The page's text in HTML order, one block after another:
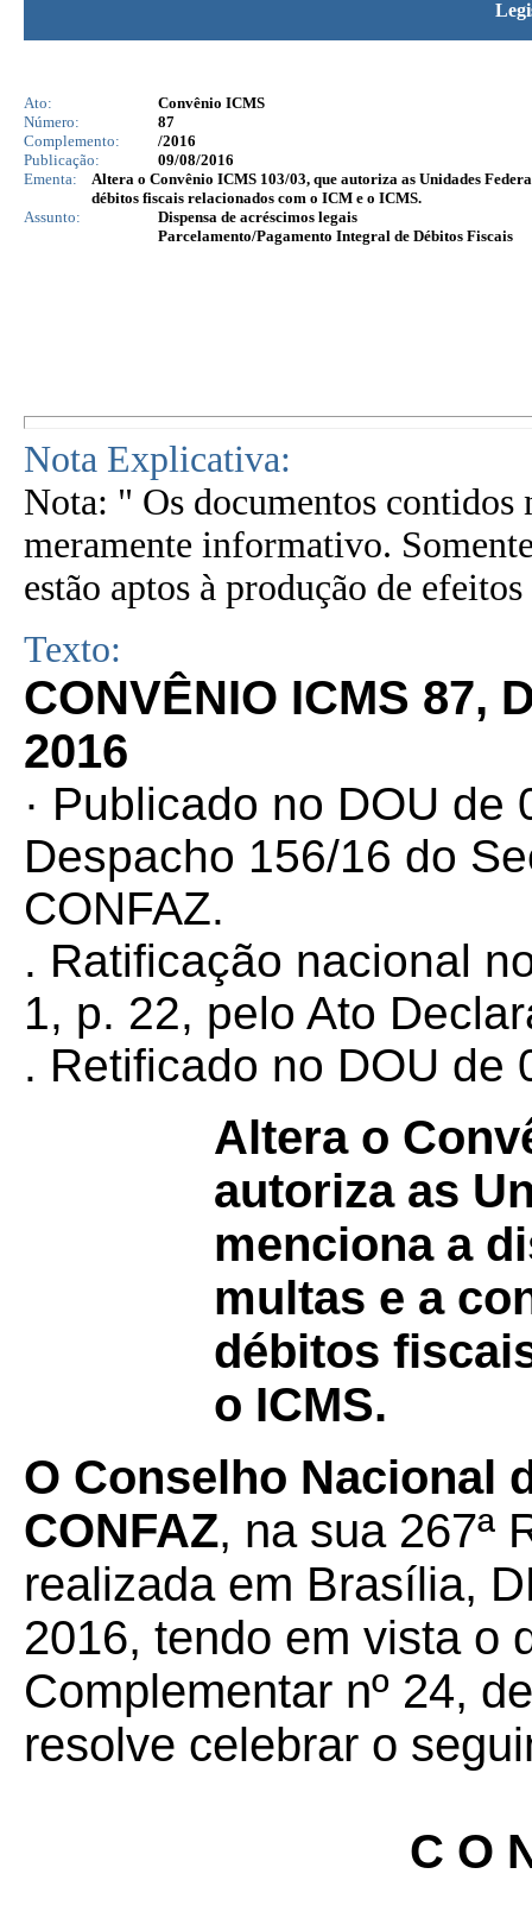
Ato:
Convênio ICMS
Número:
87
Complemento:
/2016
Publicação:
09/08/2016
Ementa:
Altera o Convênio ICMS 103/03, que autoriza as Unidades
débitos fiscais relacionados com o ICM e o ICMS.
Assunto:
Dispensa de acréscimos legais
Parcelamento/Pagamento Integral de Débitos Fiscais
Nota Explicativa:
Nota: " Os documentos contidos
meramente informativo.
estão aptos à produção de
Texto:
CONVÊNIO ICMS 87,
2016
· Publicado no DOU
Despacho 156/16 do
CONFAZ.
. Ratificação nacional
1, p. 22, pelo Ato
. Retificado no DOU de
Altera o
autoriza as
menciona a
multas e a
débitos
o ICMS.
O Conselho Nacional
CONFAZ, na sua 267ª
realizada em Brasília,
2016, tendo em vista o
Complementar nº 24,
resolve celebrar o
C O